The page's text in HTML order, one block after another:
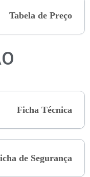
Tabela de Preço
Ficha Técnica
de Segurança